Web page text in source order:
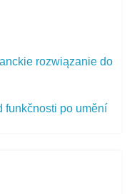
rozwiązanie do
funkčnosti po umění